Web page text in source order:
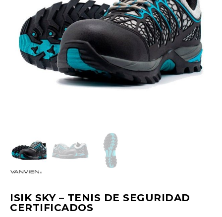
ISIK SKY – TENIS DE SEGURIDAD
CERTIFICADOS